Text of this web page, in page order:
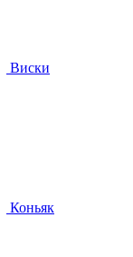
Виски
Коньяк